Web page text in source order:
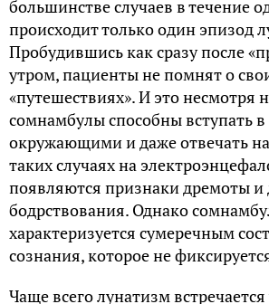
большинстве случаев в течение
происходит только один эпизод
Пробудившись как сразу после
утром, пациенты не помнят о
«путешествиях». И это несмотря
сомнамбулы способны вступать в
окружающими и даже отвечать
таких случаях на
появляются признаки дремоты и
бодрствования. Однако
характеризуется сумеречным
сознания, которое не
Чаще всего лунатизм